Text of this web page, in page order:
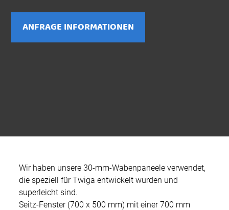
ANFRAGE INFORMATIONEN
Wir haben unsere 30-mm-Wabenpaneele verwendet,
die speziell für Twiga entwickelt wurden und
superleicht sind.
Seitz-Fenster (700 x 500 mm) mit einer 700 mm